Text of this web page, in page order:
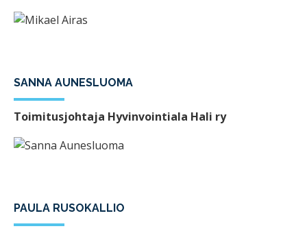
SANNA AUNESLUOMA
Toimitusjohtaja Hyvinvointiala Hali ry
PAULA RUSOKALLIO